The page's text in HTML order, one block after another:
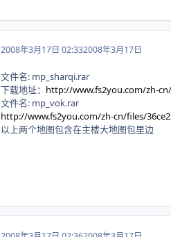
2008年3月17日 02:332008年3月17日
文件名: mp_sharqi.rar
下载地址： http://www.fs2you.com/zh-
文件名: mp_vok.rar
http://www.fs2you.com/zh-cn/files/
以上两个地图包含在主楼大地图包里边